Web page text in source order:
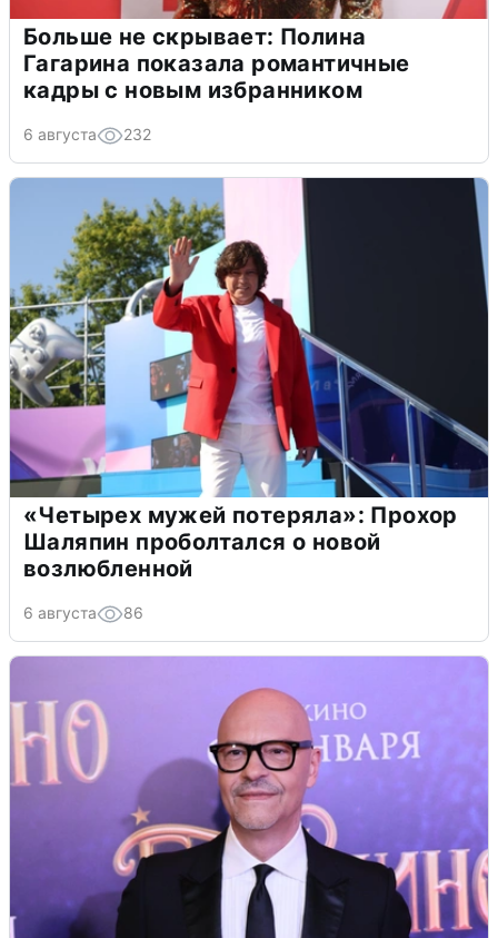
Больше не скрывает: Полина
Гагарина показала романтичные
кадры с новым избранником
6 августа 232
«Четырех мужей потеряла»: Прохор
Шаляпин проболтался о новой
возлюбленной
6 августа 86